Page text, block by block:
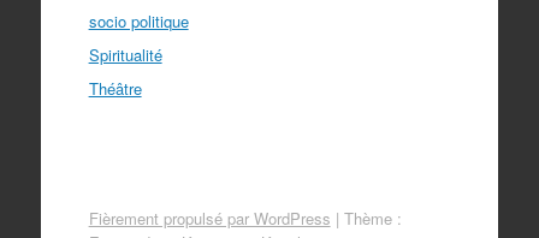
socio politique
Spiritualité
Théâtre
Fièrement propulsé par WordPress | Thème :